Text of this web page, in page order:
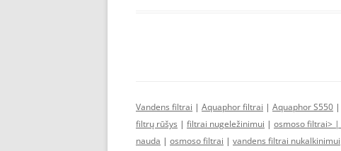
Vandens filtrai | Aquaphor filtrai | Aquaphor S550 |
filtrų rūšys | filtrai nugeležinimui | osmoso filtrai> |
nauda | osmoso filtrai | vandens filtrai nukalkinimui